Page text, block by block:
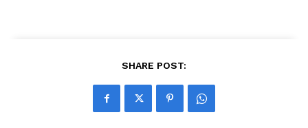
SHARE POST: